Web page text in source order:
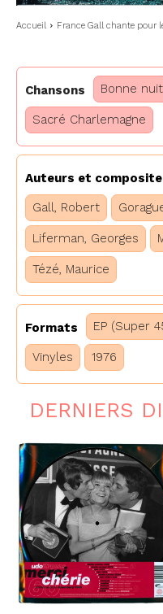
Accueil France Gall chante pour
Chansons Bonne nuit
Sacré Charlemagne
Auteurs et
Gall, Robert
Liferman, Georges
Tézé, Maurice
Formats EP (Super
Vinyles 1976
DERNIERS